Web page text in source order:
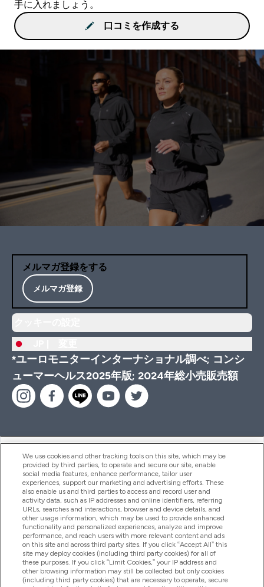
手に入れましょう。
口コミを作成する
メルマガ登録をする
メルマガ登録
*ユーロモニターインターナショナル調べ; コンシ
ューマーヘルス2025年版; 2024年総小売販売額
ヘルプ＆ガイド
商品について
会社概要
特典＆ポイント
We use cookies and other tracking tools on this site, which may be
provided by third parties, to operate and secure our site, enable
social media features, enhance performance, tailor user
experiences, support our marketing and advertising efforts. These
also enable us and third parties to access and record user and
activity data, such as IP addresses and online identifiers, referring
URLs, searches and interactions, browser and device details, and
other usage information, which may be used to provide enhanced
functionality and personalized experiences, analyze and improve
performance, and reach users with more relevant content and ads
on this site and across third party sites. If you click “Accept All” this
site may deploy cookies (including third party cookies) for all of
these purposes. If you click “Limit Cookies,” your IP address and
other browsing information may still be collected but only cookies
(including third party cookies) that are necessary to operate, secure